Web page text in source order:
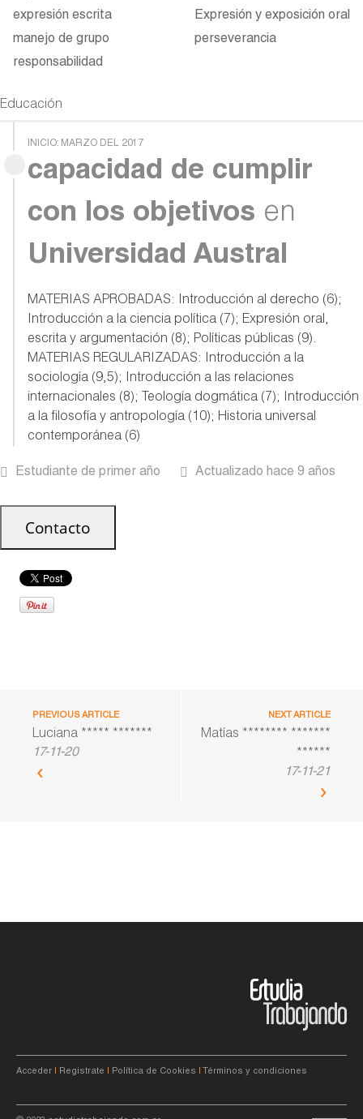
expresión escrita
Expresión y exposición oral
manejo de grupo
perseverancia
responsabilidad
Educación
INICIO: MARZO DEL 2017
capacidad de cumplir
con los objetivos en
Universidad Austral
MATERIAS APROBADAS: Introducción al derecho (6);
Introducción a la ciencia política (7); Expresión oral,
escrita y argumentación (8); Políticas públicas (9).
MATERIAS REGULARIZADAS: Introducción a la
sociología (9,5); Introducción a las relaciones
internacionales (8); Teología dogmática (7); Introducción
a la filosofía y antropología (10); Historia universal
contemporánea (6)
Estudiante de primer año Actualizado hace 9 años
PREVIOUS ARTICLE
Luciana ***** *******
17-11-20
NEXT ARTICLE
Matías ******** *******
******
17-11-21
Acceder Registrate Política de Cookies Términos y condiciones